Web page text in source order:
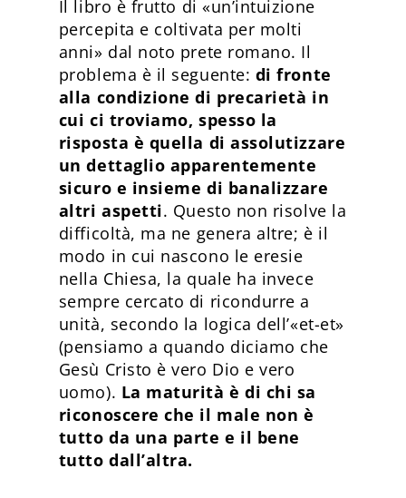
Il libro è frutto di «un’intuizione
percepita e coltivata per molti
anni» dal noto prete romano. Il
problema è il seguente: di fronte
alla condizione di precarietà in
cui ci troviamo, spesso la
risposta è quella di assolutizzare
un dettaglio apparentemente
sicuro e insieme di banalizzare
altri aspetti. Questo non risolve la
difficoltà, ma ne genera altre; è il
modo in cui nascono le eresie
nella Chiesa, la quale ha invece
sempre cercato di ricondurre a
unità, secondo la logica dell’«et-et»
(pensiamo a quando diciamo che
Gesù Cristo è vero Dio e vero
uomo). La maturità è di chi sa
riconoscere che il male non è
tutto da una parte e il bene
tutto dall’altra.